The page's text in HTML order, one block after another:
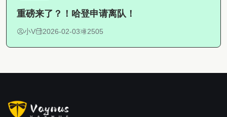
重磅来了？！哈登申请离队！
小V 2026-02-03 2505